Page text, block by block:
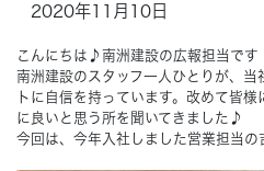
News 新着情報
Works 施工実例集
Voice お客様の声
2020年11月10日
こんにちは♪南洲建設の広報担当です
南洲建設のスタッフ一人ひとりが、当
トに自信を持っています。改めて皆様
に良いと思う所を聞いてきました♪
今回は、今年入社しました営業担当の